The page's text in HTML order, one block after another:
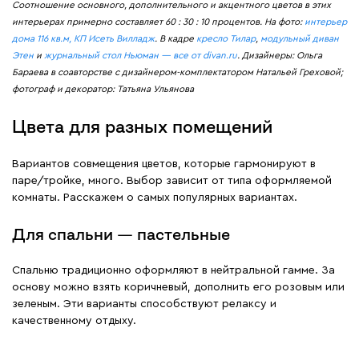
Соотношение основного, дополнительного и акцентного цветов в этих
интерьерах примерно составляет 60 : 30 : 10 процентов. На фото: интерьер
дома 116 кв.м, КП Исеть Вилладж. В кадре кресло Тилар, модульный диван
Этен и журнальный стол Ньюман — все от divan.ru. Дизайнеры: Ольга
Бараева в соавторстве с дизайнером-комплектатором Натальей Греховой;
фотограф и декоратор: Татьяна Ульянова
Цвета для разных помещений
Вариантов совмещения цветов, которые гармонируют в
паре/тройке, много. Выбор зависит от типа оформляемой
комнаты. Расскажем о самых популярных вариантах.
Для спальни — пастельные
Спальню традиционно оформляют в нейтральной гамме. За
основу можно взять коричневый, дополнить его розовым или
зеленым. Эти варианты способствуют релаксу и
качественному отдыху.